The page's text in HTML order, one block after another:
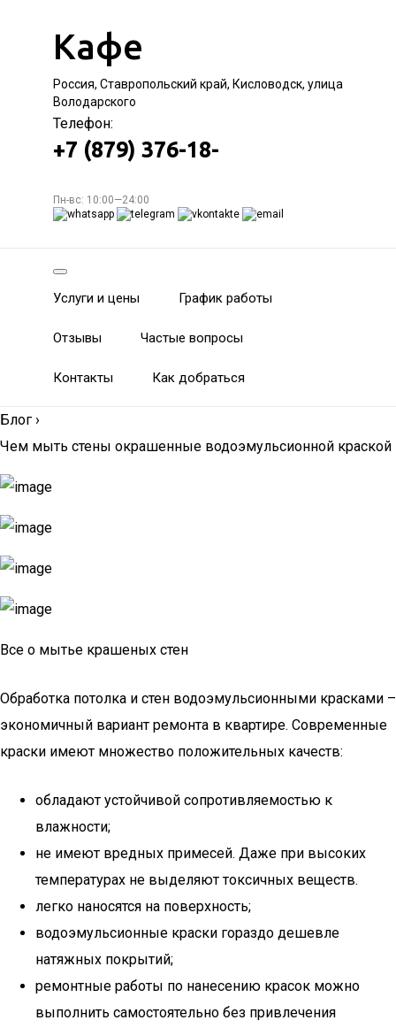
Кафе
Россия, Ставропольский край, Кисловодск, улица
Володарского
Телефон:
+7 (879) 376-18-
Пн-вс: 10:00—24:00
Услуги и цены График работы
Отзывы Частые вопросы
Контакты Как добраться
Блог ›
Чем мыть стены окрашенные водоэмульсионной краской
Все о мытье крашеных стен
Обработка потолка и стен водоэмульсионными красками –
экономичный вариант ремонта в квартире. Современные
краски имеют множество положительных качеств:
обладают устойчивой сопротивляемостью к
влажности;
не имеют вредных примесей. Даже при высоких
температурах не выделяют токсичных веществ.
легко наносятся на поверхность;
водоэмульсионные краски гораздо дешевле
натяжных покрытий;
ремонтные работы по нанесению красок можно
выполнить самостоятельно без привлечения